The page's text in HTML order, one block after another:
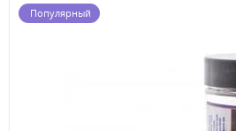
Популярный